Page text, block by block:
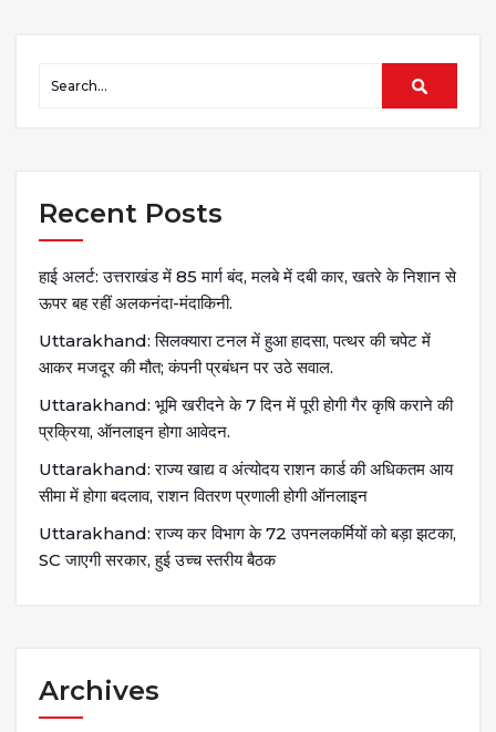
Recent Posts
हाई अलर्ट: उत्तराखंड में 85 मार्ग बंद, मलबे में दबी कार, खतरे के निशान से
ऊपर बह रहीं अलकनंदा-मंदाकिनी.
Uttarakhand: सिलक्यारा टनल में हुआ हादसा, पत्थर की चपेट में
आकर मजदूर की मौत; कंपनी प्रबंधन पर उठे सवाल.
Uttarakhand: भूमि खरीदने के 7 दिन में पूरी होगी गैर कृषि कराने की
प्रक्रिया, ऑनलाइन होगा आवेदन.
Uttarakhand: राज्य खाद्य व अंत्योदय राशन कार्ड की अधिकतम आय
सीमा में होगा बदलाव, राशन वितरण प्रणाली होगी ऑनलाइन
Uttarakhand: राज्य कर विभाग के 72 उपनलकर्मियों को बड़ा झटका,
SC जाएगी सरकार, हुई उच्च स्तरीय बैठक
Archives